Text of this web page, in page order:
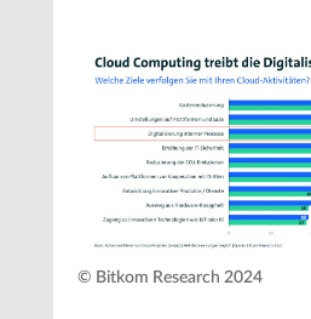
© Bitkom Research 2024